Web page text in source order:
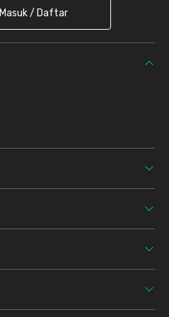
Masuk / Daftar